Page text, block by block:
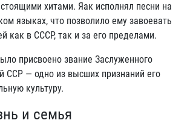
хитами. Яак исполнял песни на
языках, что позволило ему завоевать
как в СССР, так и за его пределами.
присвоено звание Заслуженного
ССР — одно из высших признаний его
культуру.
и семья